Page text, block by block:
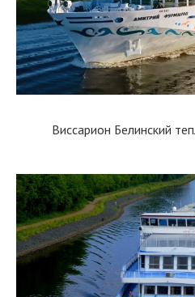
Виссарион Белинский